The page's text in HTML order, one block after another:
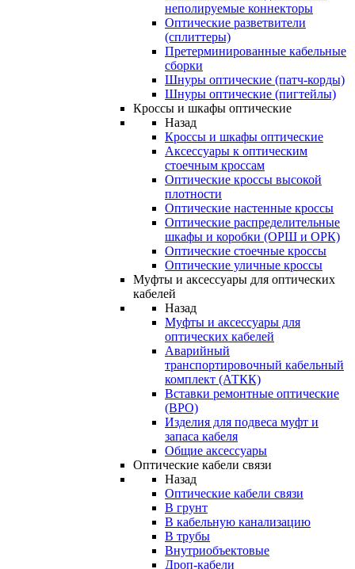
неполируемые коннекторы
Оптические разветвители
(сплиттеры)
Претерминированные кабельные
сборки
Шнуры оптические (патч-корды)
Шнуры оптические (пигтейлы)
Кроссы и шкафы оптические
Назад
Кроссы и шкафы оптические
Аксессуары к оптическим
стоечным кроссам
Оптические кроссы высокой
плотности
Оптические настенные кроссы
Оптические распределительные
шкафы и коробки (ОРШ и ОРК)
Оптические стоечные кроссы
Оптические уличные кроссы
Муфты и аксессуары для оптических
кабелей
Назад
Муфты и аксессуары для
оптических кабелей
Аварийный
транспортировочный кабельный
комплект (АТКК)
Вставки ремонтные оптические
(ВРО)
Изделия для подвеса муфт и
запаса кабеля
Общие аксессуары
Оптические кабели связи
Назад
Оптические кабели связи
В грунт
В кабельную канализацию
В трубы
Внутриобъектовые
Дроп-кабели